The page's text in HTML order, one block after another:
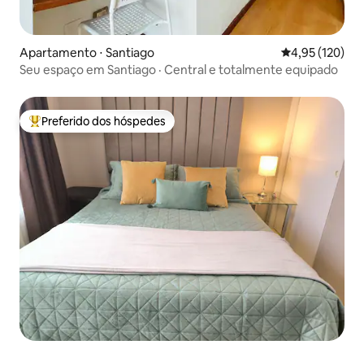
Apartamento ⋅ Santiago 4,95 de uma
4,95 (120)
Seu espaço em Santiago · Central e totalmente equipado
Entre os melhores preferidos dos hóspedes
Preferido dos hóspedes